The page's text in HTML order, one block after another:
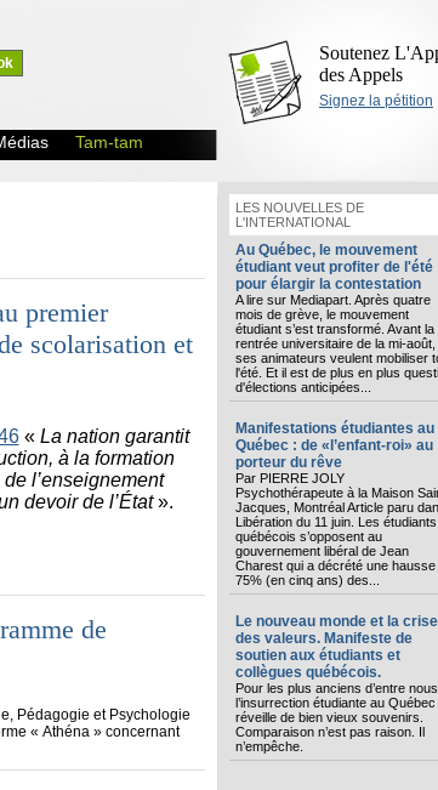
Tam-tam
Soutenez
des Appels
Signez la pétition
premier
scolarisation et
« La nation garantit
à la formation
l’enseignement
devoir de l’État».
de
Pédagogie et Psychologie
« Athéna » concernant
LES NOUVELLES DE
L'INTERNATIONAL
Au Québec, le mouvement
étudiant veut profiter de l'été
pour élargir la contestation
A lire sur Mediapart. Après quatre
mois de grève, le mouvement
étudiant s’est transformé. Avant la
rentrée universitaire de la mi-août,
ses animateurs veulent mobiliser
l'été. Et il est de plus en plus
d'élections anticipées...
Manifestations étudiantes au
Québec : de «l’enfant-roi» au
porteur du rêve
Par PIERRE JOLY
Psychothérapeute à la Maison
Jacques, Montréal Article paru
Libération du 11 juin. Les étudiants
québécois s’opposent au
gouvernement libéral de Jean
Charest qui a décrété une hausse
75% (en cinq ans) des...
Le nouveau monde et la crise
des valeurs. Manifeste de
soutien aux étudiants et
collègues québécois.
Pour les plus anciens d’entre nous,
l’insurrection étudiante au Québec
réveille de bien vieux souvenirs.
Comparaison n’est pas raison. Il
n’empêche.